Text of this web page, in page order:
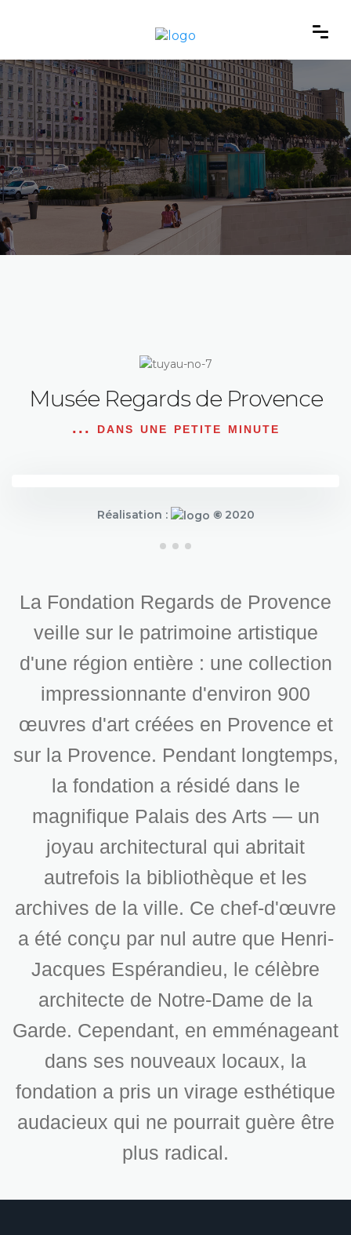
Musée Regards de Provence
... dans une petite minute
Réalisation : ©2020
La Fondation Regards de Provence
veille sur le patrimoine artistique
d'une région entière : une collection
impressionnante d'environ 900
œuvres d'art créées en Provence et
sur la Provence. Pendant longtemps,
la fondation a résidé dans le
magnifique Palais des Arts — un
joyau architectural qui abritait
autrefois la bibliothèque et les
archives de la ville. Ce chef-d'œuvre
a été conçu par nul autre que Henri-
Jacques Espérandieu, le célèbre
architecte de Notre-Dame de la
Garde. Cependant, en emménageant
dans ses nouveaux locaux, la
fondation a pris un virage esthétique
audacieux qui ne pourrait guère être
plus radical.